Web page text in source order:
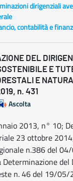
dirigenziali
contabilità e
DEL
E
E
n. 431
Ascolta
2013, n° 10;
23 ottobre
n.386 del
Determinazione del
n. 46 del 19/05/